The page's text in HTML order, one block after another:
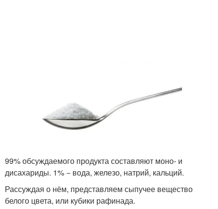
99% обсуждаемого продукта составляют моно- и
дисахариды. 1% − вода, железо, натрий, кальций.
Рассуждая о нём, представляем сыпучее вещество
белого цвета, или кубики рафинада.